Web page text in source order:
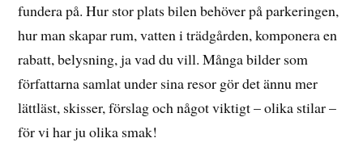
fundera på. Hur stor plats bilen behöver på parkeringen,
hur man skapar rum, vatten i trädgården, komponera en
rabatt, belysning, ja vad du vill. Många bilder som
författarna samlat under sina resor gör det ännu mer
lättläst, skisser, förslag och något viktigt – olika stilar –
för vi har ju olika smak!